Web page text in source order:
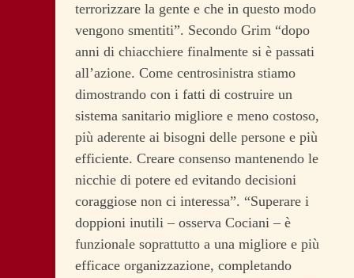
terrorizzare la gente e che in questo modo
vengono smentiti”. Secondo Grim “dopo
anni di chiacchiere finalmente si è passati
all’azione. Come centrosinistra stiamo
dimostrando con i fatti di costruire un
sistema sanitario migliore e meno costoso,
più aderente ai bisogni delle persone e più
efficiente. Creare consenso mantenendo le
nicchie di potere ed evitando decisioni
coraggiose non ci interessa”. “Superare i
doppioni inutili – osserva Cociani – è
funzionale soprattutto a una migliore e più
efficace organizzazione, completando